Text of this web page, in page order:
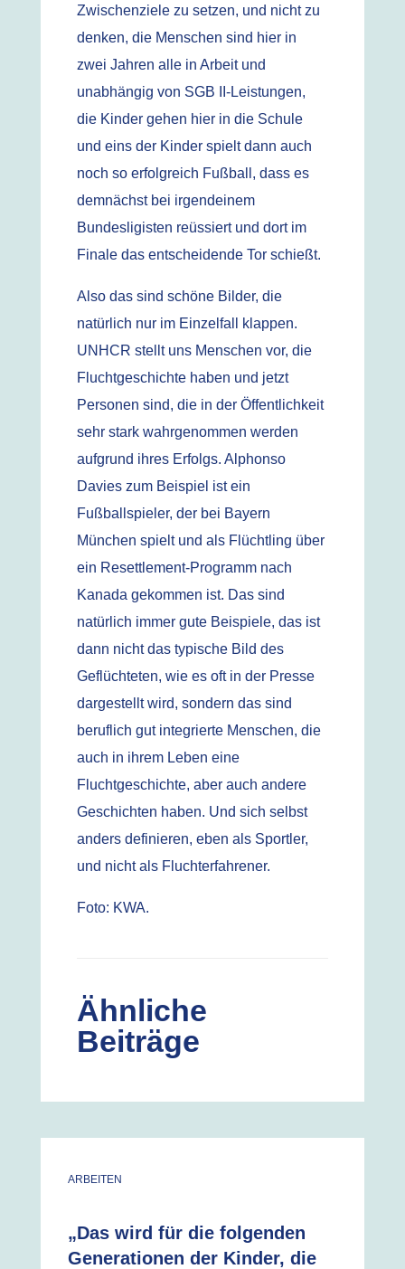
Zwischenziele zu setzen, und nicht zu
denken, die Menschen sind hier in
zwei Jahren alle in Arbeit und
unabhängig von SGB II-Leistungen,
die Kinder gehen hier in die Schule
und eins der Kinder spielt dann auch
noch so erfolgreich Fußball, dass es
demnächst bei irgendeinem
Bundesligisten reüssiert und dort im
Finale das entscheidende Tor schießt.
Also das sind schöne Bilder, die
natürlich nur im Einzelfall klappen.
UNHCR stellt uns Menschen vor, die
Fluchtgeschichte haben und jetzt
Personen sind, die in der Öffentlichkeit
sehr stark wahrgenommen werden
aufgrund ihres Erfolgs. Alphonso
Davies zum Beispiel ist ein
Fußballspieler, der bei Bayern
München spielt und als Flüchtling über
ein Resettlement-Programm nach
Kanada gekommen ist. Das sind
natürlich immer gute Beispiele, das ist
dann nicht das typische Bild des
Geflüchteten, wie es oft in der Presse
dargestellt wird, sondern das sind
beruflich gut integrierte Menschen, die
auch in ihrem Leben eine
Fluchtgeschichte, aber auch andere
Geschichten haben. Und sich selbst
anders definieren, eben als Sportler,
und nicht als Fluchterfahrener.
Foto: KWA.
Ähnliche
Beiträge
ARBEITEN
„Das wird für die folgenden
Generationen der Kinder, die